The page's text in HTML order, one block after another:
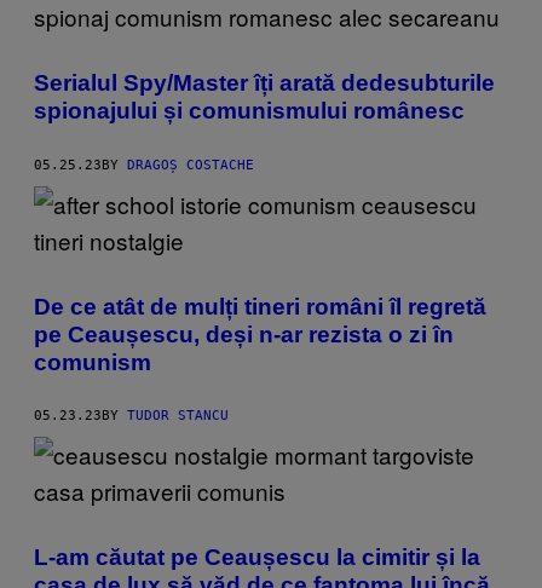
Serialul Spy/Master îți arată dedesubturile
spionajului și comunismului românesc
05.25.23BY DRAGOȘ COSTACHE
De ce atât de mulți tineri români îl regretă
pe Ceaușescu, deși n-ar rezista o zi în
comunism
05.23.23 BY TUDOR STANCU
L-am căutat pe Ceaușescu la cimitir și la